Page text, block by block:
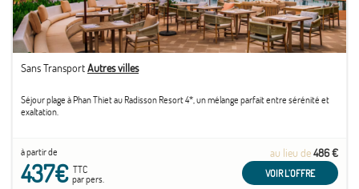
Sans TransportAutres villes
Séjour plage à Phan Thiet au Radisson Resort 4*, un mélange parfait entre sérénité et
exaltation.
à partir de
437€TTC
par pers.
au lieu de486 €
VOIR L'OFFRE